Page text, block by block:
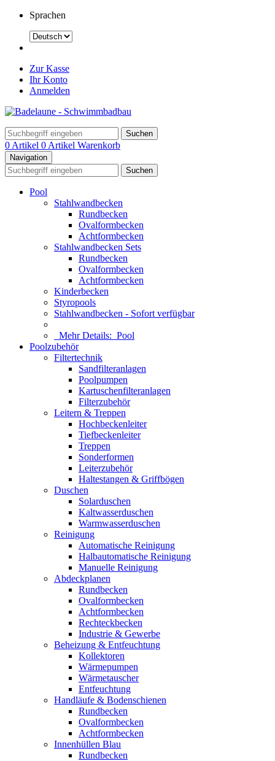
Sprachen
Zur Kasse
Ihr Konto
Anmelden
Suchen
0 Artikel 0 Artikel Warenkorb
Navigation
Suchen
Pool
Stahlwandbecken
Rundbecken
Ovalformbecken
Achtformbecken
Stahlwandbecken Sets
Rundbecken
Ovalformbecken
Achtformbecken
Kinderbecken
Styropools
Stahlwandbecken - Sofort verfügbar
Mehr Details: Pool
Poolzubehör
Filtertechnik
Sandfilteranlagen
Poolpumpen
Kartuschenfilteranlagen
Filterzubehör
Leitern & Treppen
Hochbeckenleiter
Tiefbeckenleiter
Treppen
Sonderformen
Leiterzubehör
Haltestangen & Griffbögen
Duschen
Solarduschen
Kaltwasserduschen
Warmwasserduschen
Reinigung
Automatische Reinigung
Halbautomatische Reinigung
Manuelle Reinigung
Abdeckplanen
Rundbecken
Ovalformbecken
Achtformbecken
Rechteckbecken
Industrie & Gewerbe
Beheizung & Entfeuchtung
Kollektoren
Wärmepumpen
Wärmetauscher
Entfeuchtung
Handläufe & Bodenschienen
Rundbecken
Ovalformbecken
Achtformbecken
Innenhüllen Blau
Rundbecken